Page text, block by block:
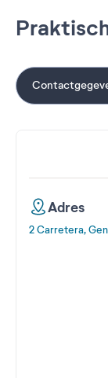
Adres
2 Carretera,